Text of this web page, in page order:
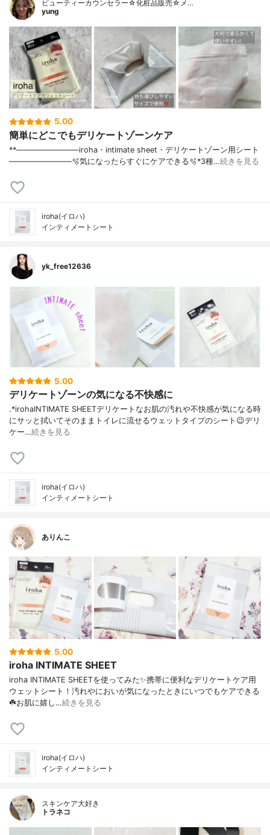
ビューティーカウンセラー☆化粧品販売☆メ…
yung
5.00
簡単にどこでもデリケートゾーンケア
**————————⁡iroha⁡・intimate sheet・デリケートゾーン用シート⁡⁡
————————⁡⁡⁡🫧気になったらすぐにケアできる🫧⁡⁡⁡*3種…続きを見る
iroha(イロハ)
インティメートシート
yk_free12636
5.00
デリケートゾーンの気になる不快感に
︎.*⁡irohaINTIMATE SHEET⁡デリケートなお肌の汚れや不快感が気になる時
にサッと拭いてそのままトイレに流せるウェットタイプのシート😉⁡デリ
ケー…続きを見る
iroha(イロハ)
インティメートシート
ありんこ
5.00
iroha INTIMATE SHEET
iroha INTIMATE SHEETを使ってみた✨携帯に便利なデリケートケア用
ウェットシート！汚れやにおいが気になったときにいつでもケアできる
☘️お肌に嬉し…続きを見る
iroha(イロハ)
インティメートシート
スキンケア大好き
トラネコ